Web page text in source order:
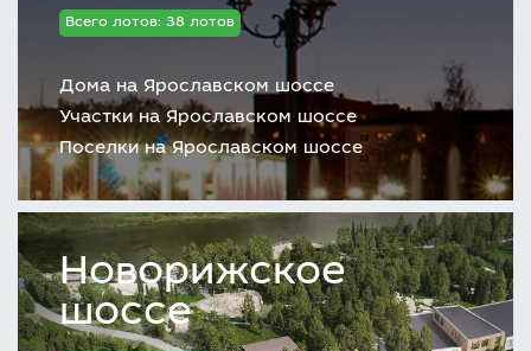
Всего лотов: 38 лотов
Дома на Ярославском шоссе
Участки на Ярославском шоссе
Поселки на Ярославском шоссе
Новорижское
шоссе